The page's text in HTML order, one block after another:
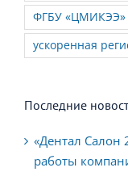
Последние
работы
КС-ПРОФ на
выставке